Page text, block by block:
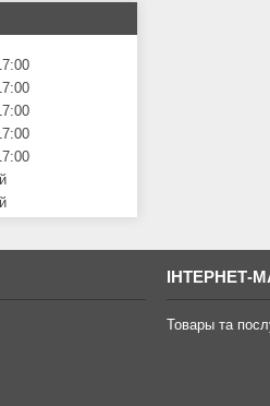
ІНТЕРНЕТ-
Товары та